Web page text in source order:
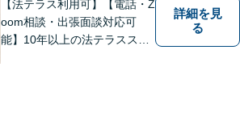
【法テラス利用可】【電話・Z
oom相談・出張面談対応可
能】10年以上の法テラススタ
詳細を見
る